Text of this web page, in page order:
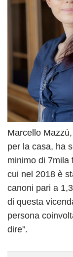
Marcello
per la casa, ha
minimo di 7mila
cui nel 2018 è
canoni pari a
di questa
persona
dire”.